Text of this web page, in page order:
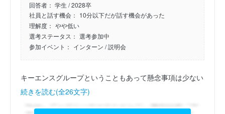
回答者： 学生 / 2028卒
社員と話す機会： 10分以下だが話す機会があった
理解度： やや低い
選考ステータス： 選考参加中
参加イベント： インターン / 説明会
キーエンスグループということもあって懸念事項は少ない
続きを読む(全26文字)